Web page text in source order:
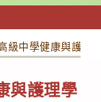
級中學健康與護理
與護理學